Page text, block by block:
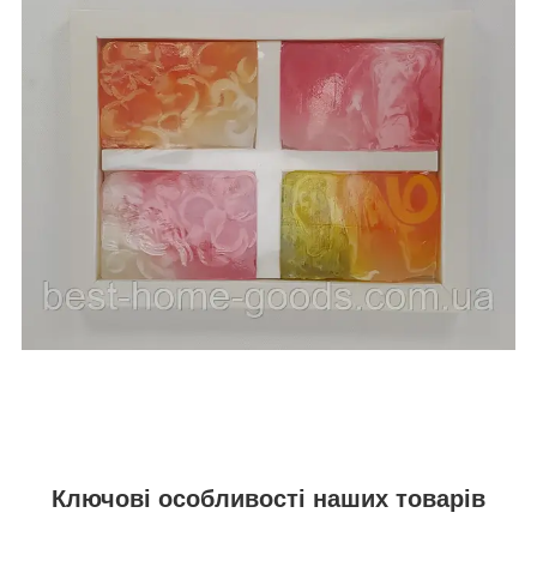
Ключові особливості наших товарів